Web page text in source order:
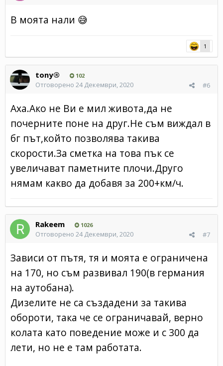
В моята нали 😅
1
tony® 102
#6
Отговорено 24 Декември, 2020
Аха.Ако не Ви е мил живота,да не
почерните поне на друг.Не съм виждал в
бг път,който позволява такива
скорости.За сметка на това пък се
увеличават паметните плочи.Друго
нямам какво да добавя за 200+км/ч.
Rakeem 1026
#7
Отговорено 24 Декември, 2020
Зависи от пътя, тя и моята е ограничена
нa 170, но съм развивал 190(в германия
на аутобана).
Дизелите не са създадени за такива
обороти, така че се ограничавай, верно
колата като поведение може и с 300 да
лети, но не е там работата.